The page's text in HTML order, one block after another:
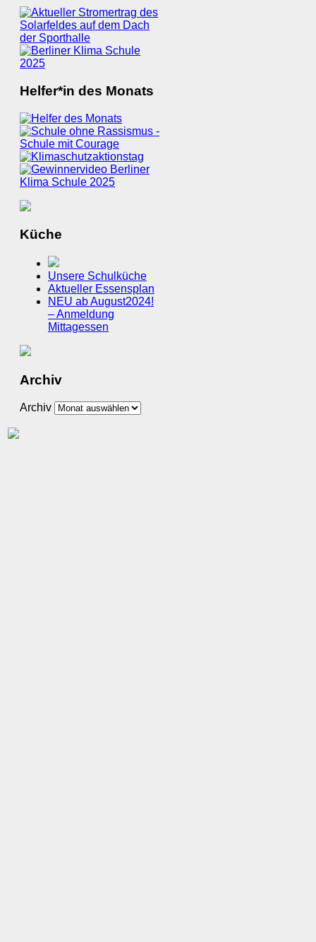
Helfer*in des Monats
Küche
Unsere Schulküche
Aktueller Essensplan
NEU ab August2024!
– Anmeldung
Mittagessen
Archiv
Archiv